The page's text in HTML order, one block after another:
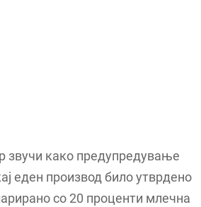
звучи како предупредување
еден производ било утврдено
со 20 проценти млечна